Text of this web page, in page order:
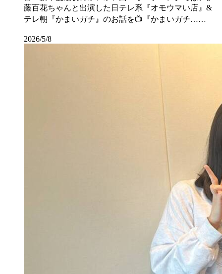
藤百花ちゃんと出演した日テレ系『オモウマい店』&
テレ朝『かまいガチ』のお話を📺『かまいガチ……
2026/5/8